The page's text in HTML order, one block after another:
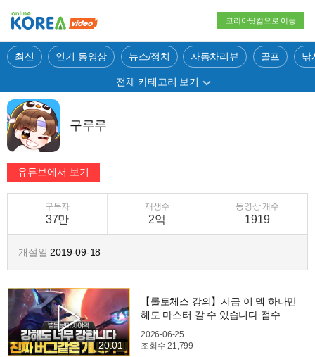
코리아닷컴으로 이동
최신 인기 동영상 뉴스/정치 자동차리뷰 골프 낚
전체 카테고리 보기
구루루
구독자
37만
재생수
2억
동영상 개수
1919
개설일 2019-09-18
20:01
【롤토체스 강의】지금 이 덱 하나만
해도 마스터 갈 수 있습니다 점수를
공략(롤체 시즌17 티어덱 1티어 챌린
2026-06-25
조회수21,799